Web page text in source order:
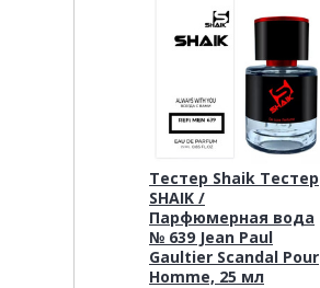
Тестер Shaik Тестер
SHAIK /
Парфюмерная вода
№ 639 Jean Paul
Gaultier Scandal Pour
Homme, 25 мл